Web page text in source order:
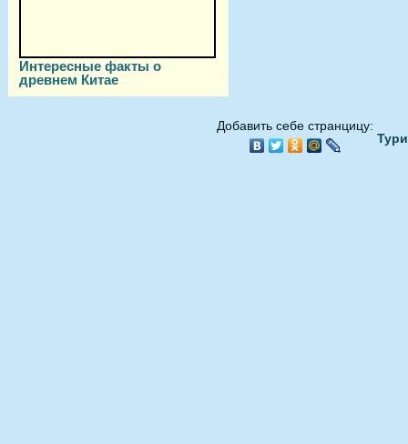
Интересные факты о
древнем Китае
Добавить себе странцицу: